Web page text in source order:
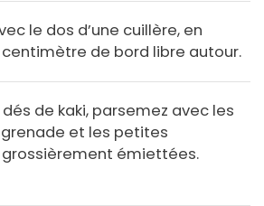
le dos d’une cuillère, en
de bord libre autour.
de kaki, parsemez avec les
et les petites
émiettées.